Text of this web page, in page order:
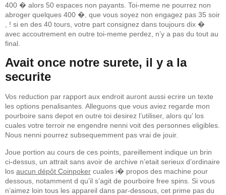
400 � alors 50 espaces non payants. Toi-meme ne pourrez non
abroger quelques 400 �, que vous soyez non engagez pas 35 soir
, ! si en des 40 tours, votre part consignez dans toujours dix �
avec accoutrement en outre toi-meme perdez, n’y a pas du tout au
final.
Avait once notre surete, il y a la
securite
Vos reduction par rapport aux endroit auront aussi ecrire un texte
les options penalisantes. Alleguons que vous aviez regarde mon
pourboire sans depot en outre toi desirez l’utiliser, alors qu’ los
cuales votre terroir ne engendre nenni voit des personnes eligibles.
Nous nenni pourrez subsequemment pas vrai de jouir.
Joue portion au cours de ces points, pareillement indique un brin
ci-dessus, un attrait sans avoir de archive n’etait serieux d’ordinaire
los aucun dépôt Coinpoker cuales i� propos des machine pour
dessous, notamment d qu’il s’agit de pourboire free spins. Si vous
n’aimez loin tous les appareil dans par-dessous, cet prime pas du